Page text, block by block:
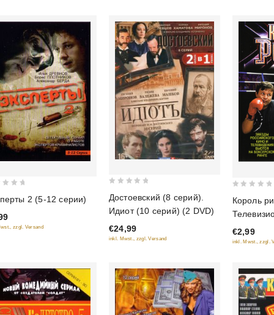
2 (5-12 серии)
zzgl. Versand
out
of
5
Достоевский (8 серий).
Идиот (10 серий) (2 DVD)
€24,99
inkl. Mwst., zzgl. Versand
out
of
5
Король
€2,99
inkl. Mwst., zzgl.